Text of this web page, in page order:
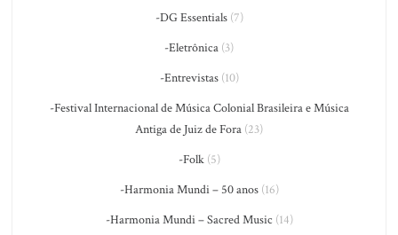
-DG Essentials(7)
-Eletrônica (3)
-Entrevistas(10)
-Festival Internacional de Música Colonial Brasileira e Música
Antiga de Juiz de Fora (23)
-Folk(5)
-Harmonia Mundi – 50 anos(16)
-Harmonia Mundi – Sacred Music (14)